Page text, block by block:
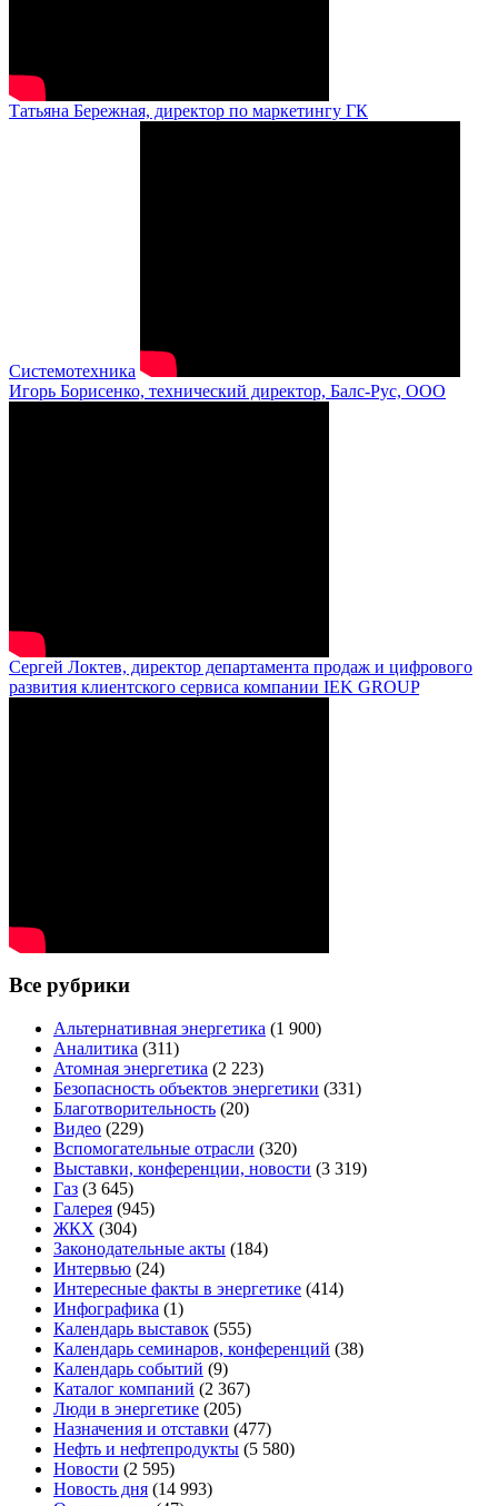
Татьяна Бережная, директор по маркетингу ГК
Системотехника
Игорь Борисенко, технический директор, Балс-Рус, ООО
Сергей Локтев, директор департамента продаж и цифрового
развития клиентского сервиса компании IEK GROUP
Все рубрики
Альтернативная энергетика (1 900)
Аналитика (311)
Атомная энергетика (2 223)
Безопасность объектов энергетики (331)
Благотворительность (20)
Видео (229)
Вспомогательные отрасли (320)
Выставки, конференции, новости (3 319)
Газ (3 645)
Галерея (945)
ЖКХ (304)
Законодательные акты (184)
Интервью (24)
Интересные факты в энергетике (414)
Инфографика (1)
Календарь выставок (555)
Календарь семинаров, конференций (38)
Календарь событий (9)
Каталог компаний (2 367)
Люди в энергетике (205)
Назначения и отставки (477)
Нефть и нефтепродукты (5 580)
Новости (2 595)
Новость дня (14 993)